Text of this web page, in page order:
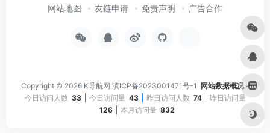
网站地图 友链申请 免责声明 广告合作
Copyright © 2026 K导航网 滇ICP备2023001471号-1 网站数据概况 -
今日访问人数 33 今日访问量 43 昨日访问人数 74
昨日访问量
126
本月访问量 832